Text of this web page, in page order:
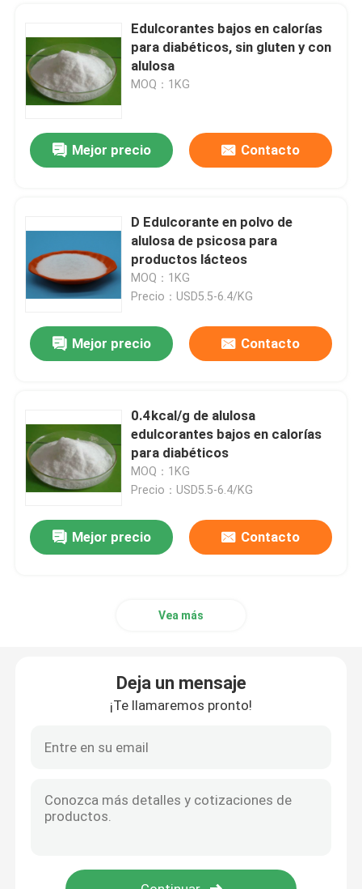
Edulcorantes bajos en calorías
para diabéticos, sin gluten y con
alulosa
MOQ：1KG
Mejor precio Contacto
D Edulcorante en polvo de
alulosa de psicosa para
productos lácteos
MOQ：1KG
Precio：USD5.5-6.4/KG
Mejor precio Contacto
0.4kcal/g de alulosa
edulcorantes bajos en calorías
para diabéticos
MOQ：1KG
Precio：USD5.5-6.4/KG
Mejor precio Contacto
Vea más
Deja un mensaje
¡Te llamaremos pronto!